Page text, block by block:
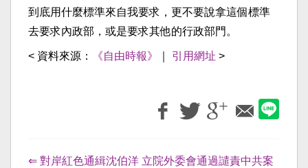
到底用什麼標準來自我要求，更不要說拿這個標準
去要求內政部，或是要求其他的行政部門。
< 資料來源： 《自由時報》 引用網址 >
⇐ 對岸紅色通緝沈伯洋 立院外委會通過譴責中共案